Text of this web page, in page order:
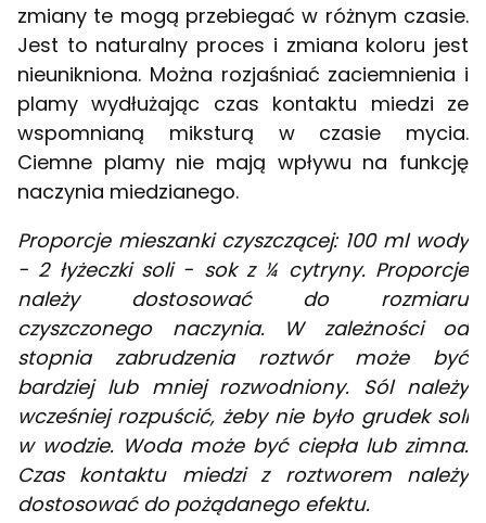
zmiany te mogą przebiegać w różnym czasie.
Jest to naturalny proces i zmiana koloru jest
nieunikniona. Można rozjaśniać zaciemnienia i
plamy wydłużając czas kontaktu miedzi ze
wspomnianą miksturą w czasie mycia.
Ciemne plamy nie mają wpływu na funkcję
naczynia miedzianego.
Proporcje mieszanki czyszczącej: 100 ml wody
- 2 łyżeczki soli - sok z ¼ cytryny. Proporcje
należy dostosować do rozmiaru
czyszczonego naczynia. W zależności od
stopnia zabrudzenia roztwór może być
bardziej lub mniej rozwodniony. Sól należy
wcześniej rozpuścić, żeby nie było grudek soli
w wodzie. Woda może być ciepła lub zimna.
Czas kontaktu miedzi z roztworem należy
dostosować do pożądanego efektu.